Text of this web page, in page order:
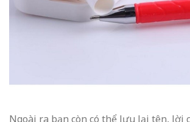
Ngoài ra bạn còn có thể lưu lại tên, lời